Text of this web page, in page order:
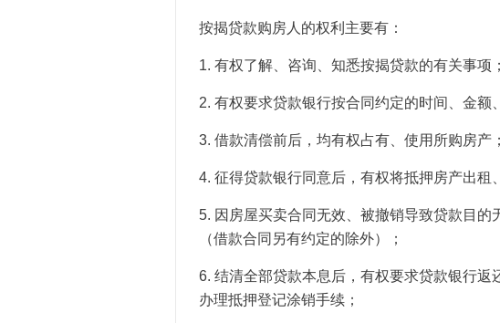
按揭贷款购房人的权利主要有：
1. 有权了解、咨询、知悉按揭贷款的有关事项；
2. 有权要求贷款银行按合同约定的时间、金额
3. 借款清偿前后，均有权占有、使用所购房产；
4. 征得贷款银行同意后，有权将抵押房产出租
5. 因房屋买卖合同无效、被撤销导致贷款目的
（借款合同另有约定的除外）；
6. 结清全部贷款本息后，有权要求贷款银行
办理抵押登记涂销手续；